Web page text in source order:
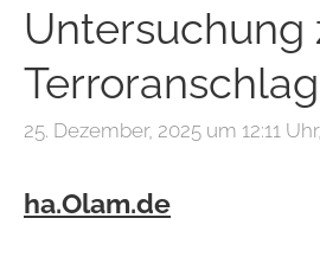
Untersuchung
Terroranschlag
25. Dezember, 2025 um 12:11 Uhr,
ha.Olam.de